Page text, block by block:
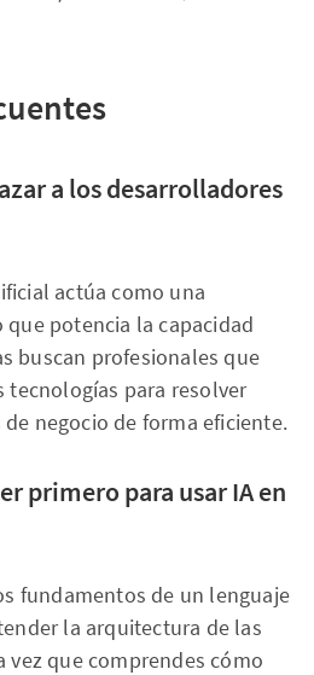
a los desarrolladores
actúa como una
potencia la capacidad
buscan profesionales que
tecnologías para resolver
negocio de forma eficiente.
primero para usar IA en
fundamentos de un lenguaje
la arquitectura de las
vez que comprendes cómo